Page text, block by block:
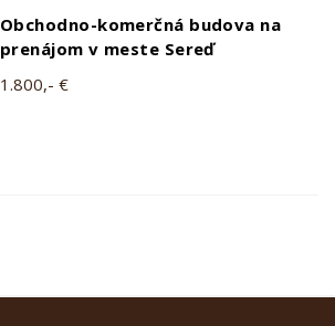
Obchodno-komerčná budova na
prenájom v meste Sereď
1.800,- €